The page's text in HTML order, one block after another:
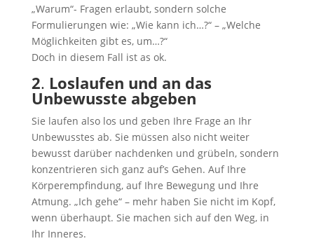
„Warum“- Fragen erlaubt, sondern solche
Formulierungen wie: „Wie kann ich…?“ – „Welche
Möglichkeiten gibt es, um…?“
Doch in diesem Fall ist as ok.
2. Loslaufen und an das
Unbewusste abgeben
Sie laufen also los und geben Ihre Frage an Ihr
Unbewusstes ab. Sie müssen also nicht weiter
bewusst darüber nachdenken und grübeln, sondern
konzentrieren sich ganz auf’s Gehen. Auf Ihre
Körperempfindung, auf Ihre Bewegung und Ihre
Atmung. „Ich gehe“ – mehr haben Sie nicht im Kopf,
wenn überhaupt. Sie machen sich auf den Weg, in
Ihr Inneres.